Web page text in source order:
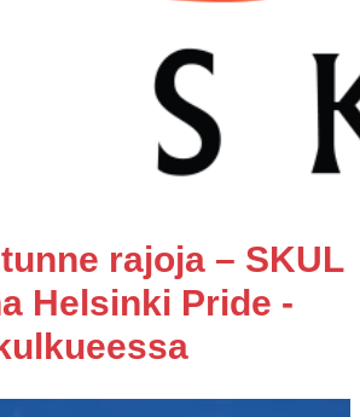
rajoja – SKUL
Helsinki Pride -
kulkueessa